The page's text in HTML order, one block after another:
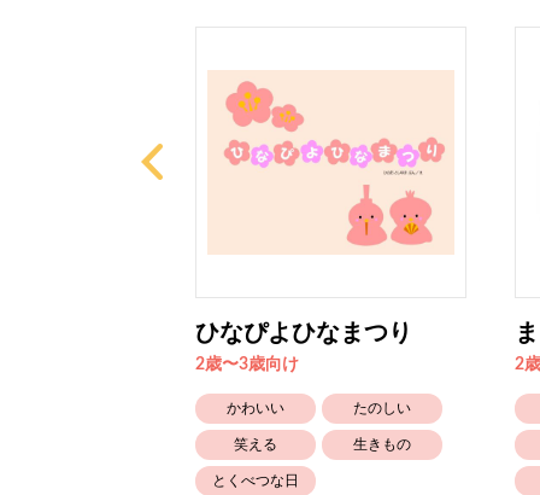
ひなぴよひなまつり
2歳〜3歳向け
かわいい たのしい
笑える 生きもの
とくべつな日
2